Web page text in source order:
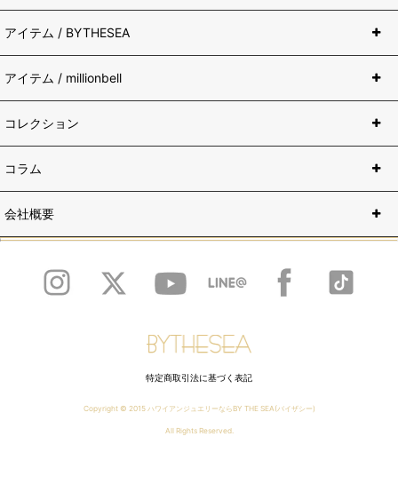
アイテム / BYTHESEA
アイテム / millionbell
コレクション
コラム
会社概要
特定商取引法に基づく表記
Copyright © 2015 ハワイアンジュエリーならBY THE SEA(バイザシー)
All Rights Reserved.